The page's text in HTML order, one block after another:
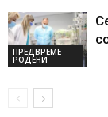
ПРЕДВРЕМЕ
РОДЕНИ